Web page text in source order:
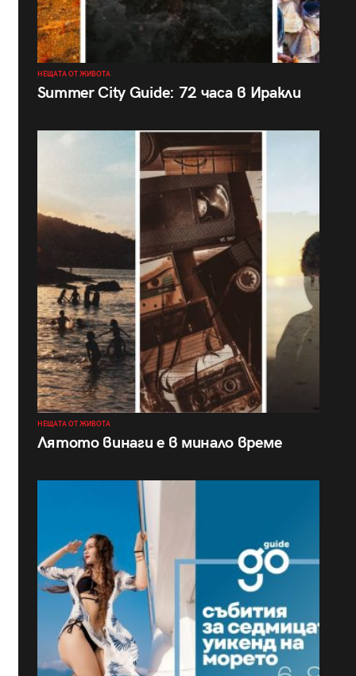
НЕЩАТА ОТ ЖИВОТА
Summer City Guide: 72 часа в Иракли
НЕЩАТА ОТ ЖИВОТА
Лятото винаги е в минало време